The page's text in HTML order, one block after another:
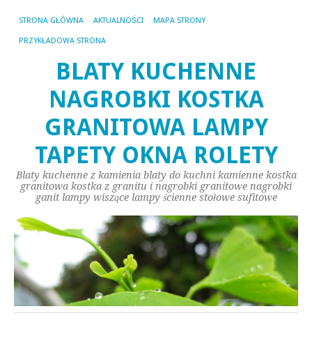
STRONA GŁÓWNA AKTUALNOŚCI MAPA STRONY
PRZYKŁADOWA STRONA
BLATY KUCHENNE
NAGROBKI KOSTKA
GRANITOWA LAMPY
TAPETY OKNA ROLETY
Blaty kuchenne z kamienia blaty do kuchni kamienne kostka
granitowa kostka z granitu i nagrobki granitowe nagrobki
ganit lampy wiszące lampy ścienne stołowe sufitowe